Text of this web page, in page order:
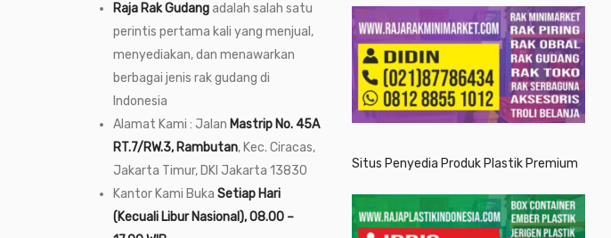
Raja Rak Gudangadalah salah satu
perintis pertama kali yang menjual,
menyediakan, dan menawarkan
berbagai jenis rak gudang di
Indonesia
Alamat Kami : Jalan Mastrip No. 45A
RT.7/RW.3, Rambutan, Kec. Ciracas,
Jakarta Timur, DKI Jakarta 13830
Kantor Kami Buka Setiap Hari
(Kecuali Libur Nasional), 08.00 –
Situs Penyedia Produk Plastik Premium